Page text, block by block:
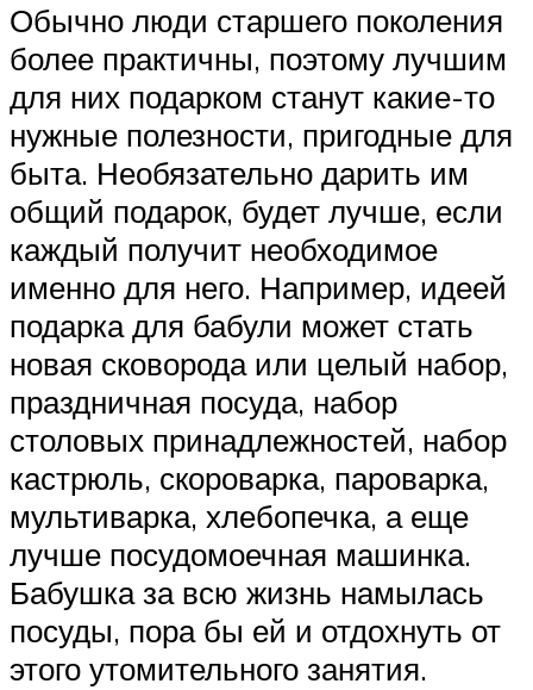
Обычно люди старшего поколения
более практичны, поэтому лучшим
для них подарком станут какие-то
нужные полезности, пригодные для
быта. Необязательно дарить им
общий подарок, будет лучше, если
каждый получит необходимое
именно для него. Например, идеей
подарка для бабули может стать
новая сковорода или целый набор,
праздничная посуда, набор
столовых принадлежностей, набор
кастрюль, скороварка, пароварка,
мультиварка, хлебопечка, а еще
лучше посудомоечная машинка.
Бабушка за всю жизнь намылась
посуды, пора бы ей и отдохнуть от
этого утомительного занятия.